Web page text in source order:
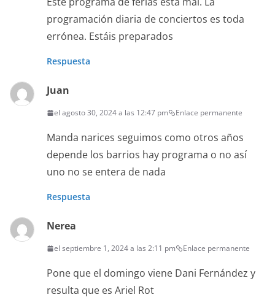
programación diaria de conciertos es toda
errónea. Estáis preparados
Respuesta
Juan
el agosto 30, 2024 a las 12:47 pm Enlace permanente
Manda narices seguimos como otros años
depende los barrios hay programa o no así
uno no se entera de nada
Respuesta
Nerea
el septiembre 1, 2024 a las 2:11 pm Enlace permanente
Pone que el domingo viene Dani Fernández y
resulta que es Ariel Rot